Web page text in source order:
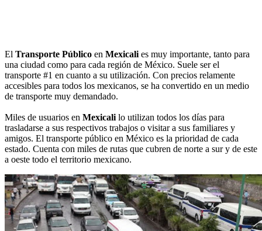
El Transporte Público en Mexicali es muy importante, tanto para
una ciudad como para cada región de México. Suele ser el
transporte #1 en cuanto a su utilización. Con precios relamente
accesibles para todos los mexicanos, se ha convertido en un medio
de transporte muy demandado.
Miles de usuarios en Mexicali lo utilizan todos los días para
trasladarse a sus respectivos trabajos o visitar a sus familiares y
amigos. El transporte público en México es la prioridad de cada
estado. Cuenta con miles de rutas que cubren de norte a sur y de este
a oeste todo el territorio mexicano.